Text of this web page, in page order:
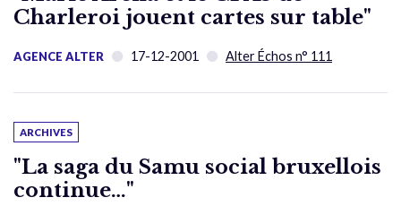
Charleroi jouent cartes sur table"
AGENCE ALTER 17-12-2001 Alter Échos n° 111
ARCHIVES
"La saga du Samu social bruxellois
continue…"